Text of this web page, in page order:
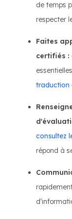
de temps
respecter
Faites
certifiés :
traduction
consultez
répond à